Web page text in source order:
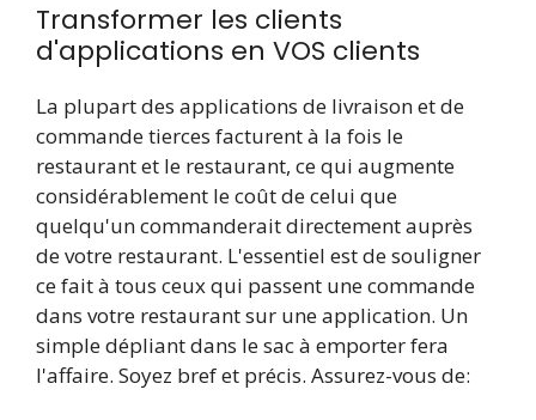
Transformer les clients
d'applications en VOS clients
La plupart des applications de livraison et de
commande tierces facturent à la fois le
restaurant et le restaurant, ce qui augmente
considérablement le coût de celui que
quelqu'un commanderait directement auprès
de votre restaurant. L'essentiel est de souligner
ce fait à tous ceux qui passent une commande
dans votre restaurant sur une application. Un
simple dépliant dans le sac à emporter fera
l'affaire. Soyez bref et précis. Assurez-vous de: